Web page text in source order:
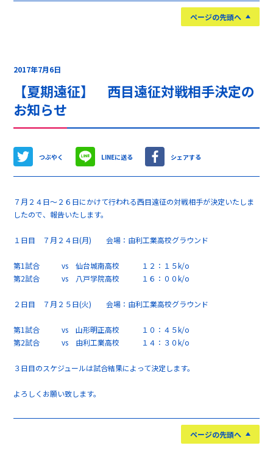
ページの先頭へ
2017年7月6日
【夏期遠征】 西目遠征対戦相手決定の
お知らせ
つぶやく LINEに送る シェアする
７月２４日～２６日にかけて行われる西目遠征の対戦相手が決定いたしま
したので、報告いたします。
１日目 ７月２４日(月) 会場：由利工業高校グラウンド
第1試合 vs 仙台城南高校 １２：１５k/o
第2試合 vs 八戸学院高校 １６：００k/o
２日目 ７月２５日(火) 会場：由利工業高校グラウンド
第1試合 vs 山形明正高校 １０：４５k/o
第2試合 vs 由利工業高校 １４：３０k/o
３日目のスケジュールは試合結果によって決定します。
よろしくお願い致します。
ページの先頭へ